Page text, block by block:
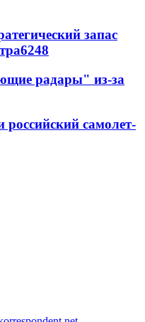
запас
6248
радары" из-за
российский самолет-